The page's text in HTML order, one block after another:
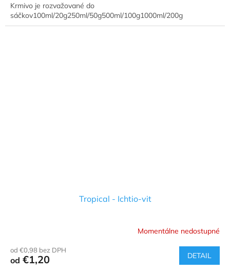
z
5
hviezdičiek.
Krmivo je rozvažované do
sáčkov100ml/20g250ml/50g500ml/100g1000ml/200g
Tropical - Ichtio-vit
Momentálne nedostupné
od €0,98 bez DPH
od €1,20 DETAIL